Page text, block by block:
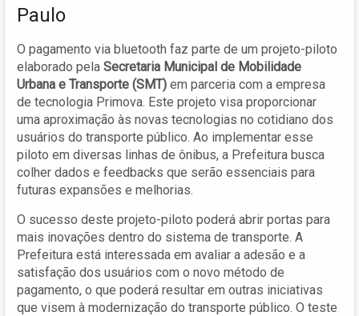
Paulo
O pagamento via bluetooth faz parte de um projeto-piloto
elaborado pela Secretaria Municipal de Mobilidade
Urbana e Transporte (SMT) em parceria com a empresa
de tecnologia Primova. Este projeto visa proporcionar
uma aproximação às novas tecnologias no cotidiano dos
usuários do transporte público. Ao implementar esse
piloto em diversas linhas de ônibus, a Prefeitura busca
colher dados e feedbacks que serão essenciais para
futuras expansões e melhorias.
O sucesso deste projeto-piloto poderá abrir portas para
mais inovações dentro do sistema de transporte. A
Prefeitura está interessada em avaliar a adesão e a
satisfação dos usuários com o novo método de
pagamento, o que poderá resultar em outras iniciativas
que visem à modernização do transporte público. O teste